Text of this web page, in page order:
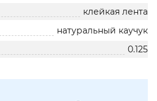
клейкая лента
натуральный каучук
0.125